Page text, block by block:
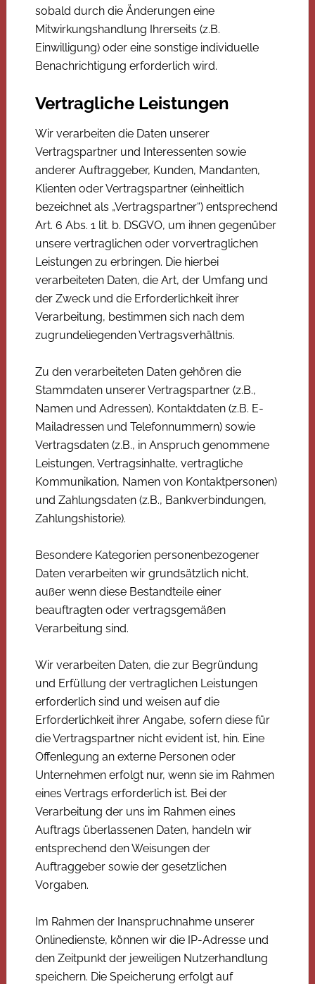
sobald durch die Änderungen eine
Mitwirkungshandlung Ihrerseits (z.B.
Einwilligung) oder eine sonstige individuelle
Benachrichtigung erforderlich wird.
Vertragliche Leistungen
Wir verarbeiten die Daten unserer
Vertragspartner und Interessenten sowie
anderer Auftraggeber, Kunden, Mandanten,
Klienten oder Vertragspartner (einheitlich
bezeichnet als „Vertragspartner“) entsprechend
Art. 6 Abs. 1 lit. b. DSGVO, um ihnen gegenüber
unsere vertraglichen oder vorvertraglichen
Leistungen zu erbringen. Die hierbei
verarbeiteten Daten, die Art, der Umfang und
der Zweck und die Erforderlichkeit ihrer
Verarbeitung, bestimmen sich nach dem
zugrundeliegenden Vertragsverhältnis.
Zu den verarbeiteten Daten gehören die
Stammdaten unserer Vertragspartner (z.B.,
Namen und Adressen), Kontaktdaten (z.B. E-
Mailadressen und Telefonnummern) sowie
Vertragsdaten (z.B., in Anspruch genommene
Leistungen, Vertragsinhalte, vertragliche
Kommunikation, Namen von Kontaktpersonen)
und Zahlungsdaten (z.B., Bankverbindungen,
Zahlungshistorie).
Besondere Kategorien personenbezogener
Daten verarbeiten wir grundsätzlich nicht,
außer wenn diese Bestandteile einer
beauftragten oder vertragsgemäßen
Verarbeitung sind.
Wir verarbeiten Daten, die zur Begründung
und Erfüllung der vertraglichen Leistungen
erforderlich sind und weisen auf die
Erforderlichkeit ihrer Angabe, sofern diese für
die Vertragspartner nicht evident ist, hin. Eine
Offenlegung an externe Personen oder
Unternehmen erfolgt nur, wenn sie im Rahmen
eines Vertrags erforderlich ist. Bei der
Verarbeitung der uns im Rahmen eines
Auftrags überlassenen Daten, handeln wir
entsprechend den Weisungen der
Auftraggeber sowie der gesetzlichen
Vorgaben.
Im Rahmen der Inanspruchnahme unserer
Onlinedienste, können wir die IP-Adresse und
den Zeitpunkt der jeweiligen Nutzerhandlung
speichern. Die Speicherung erfolgt auf